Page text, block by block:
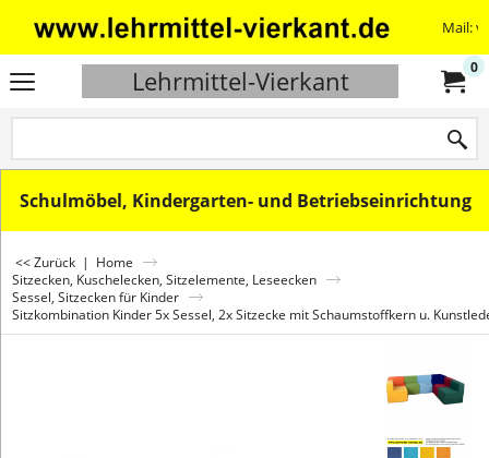
Mail:
Lehrmittel-Vierkant 0
Schulmöbel, Kindergarten- und Betriebseinrichtung
<< Zurück | Home
Sitzecken, Kuschelecken, Sitzelemente, Leseecken
Sessel, Sitzecken für Kinder
Sitzkombination Kinder 5x Sessel, 2x Sitzecke mit Schaumstoffkern u.